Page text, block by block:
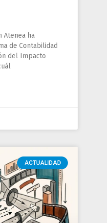
Atenea ha
de Contabilidad
del Impacto
ACTUALIDAD